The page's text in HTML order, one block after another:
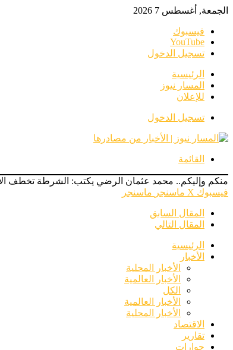
الجمعة, أغسطس 7 2026
فيسبوك
‫YouTube
تسجيل الدخول
الرئيسية
المسار نيوز
للإعلان
تسجيل الدخول
القائمة
منكم وإليكم.. محمد عثمان الرضي يكتب: الشرطة تخطف
فيسبوك ‫X ماسنجر ماسنجر
المقال السابق
المقال التالي
الرئيسية
الأخبار
الأخبار المحلية
الأخبار العالمية
الكل
الأخبار العالمية
الأخبار المحلية
الاقتصاد
تقارير
حوارات